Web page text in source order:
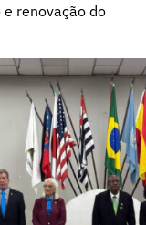
renovação do